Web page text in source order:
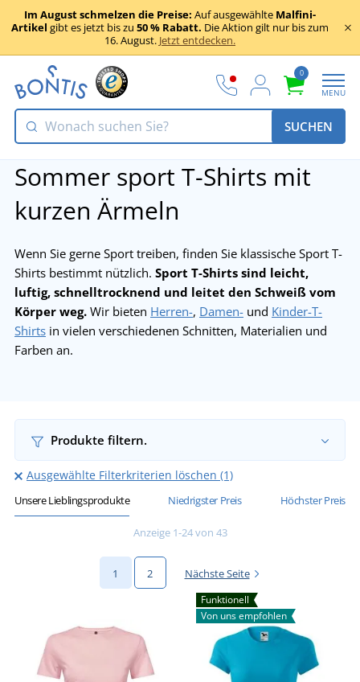
Im August schmelzen die Preise: Auf ausgewählte Malfini-
Artikel gibt es jetzt bis zu 50 % Rabatt. Die Aktion gilt nur bis zum
16. August. Jetzt entdecken.
0
MENU
SUCHEN
Sommer sport T-Shirts mit
kurzen Ärmeln
Wenn Sie gerne Sport treiben, finden Sie klassische Sport T-
Shirts bestimmt nützlich. Sport T-Shirts sind leicht,
luftig, schnelltrocknend und leitet den Schweiß vom
Körper weg. Wir bieten Herren-, Damen- und Kinder-T-
Shirts in vielen verschiedenen Schnitten, Materialien und
Farben an.
Produkte filtern.
Ausgewählte Filterkriterien löschen (1)
Unsere Lieblingsprodukte Niedrigster Preis Höchster Preis
Anzeige 1-24 von 43
1 2 Nächste Seite
Funktionell
Von uns empfohlen